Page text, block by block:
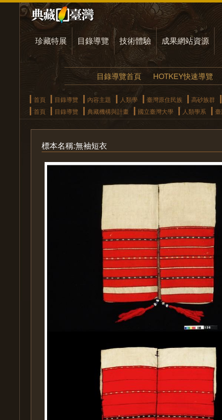
珍藏特展 目錄導覽 技術體驗 成果網站資源
目錄導覽首頁 HOTKEY快速導覽
首頁 目錄導覽 內容主題 人類學 臺灣原住民族
高砂族群
首頁
目錄導覽 典藏機構與計畫 國立臺灣大學 人類學系
標本名稱:無袖短衣